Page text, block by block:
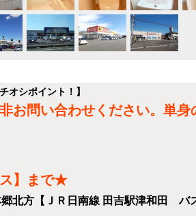
オシポイント！】
お問い合わせください。単
ス】まで★
北方【ＪＲ日南線 田吉駅津和田